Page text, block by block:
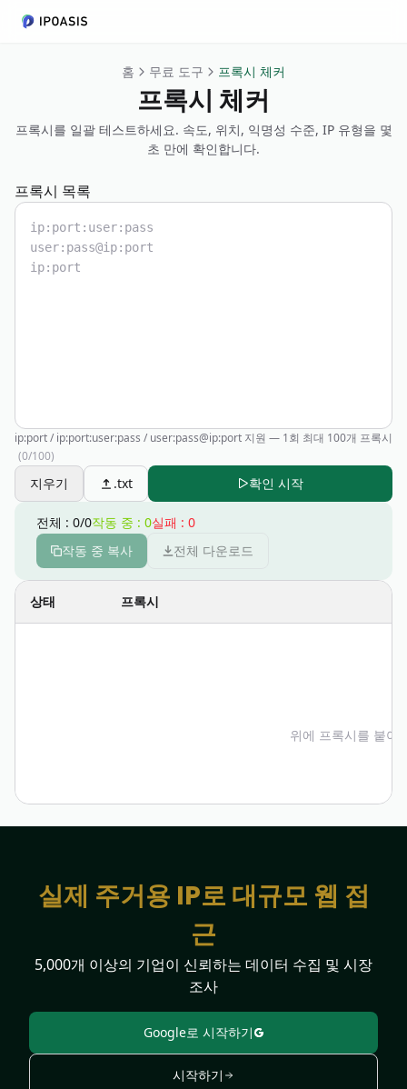
홈 무료 도구 프록시 체커
프록시 체커
프록시를 일괄 테스트하세요. 속도, 위치, 익명성 수준, IP 유형을 몇
초 만에 확인합니다.
프록시 목록
ip:port / ip:port:user:pass / user:pass@ip:port 지원 — 1회 최대 100개 프록시
(0/100)
확인 시작
지우기 .txt
전체 : 0/0작동 중 : 0실패 : 0
작동 중 복사
전체 다운로드
상태 프록시
위에 프록시를 붙여
실제 주거용 IP로 대규모 웹 접
근
5,000개 이상의 기업이 신뢰하는 데이터 수집 및 시장
조사
Google로 시작하기
시작하기